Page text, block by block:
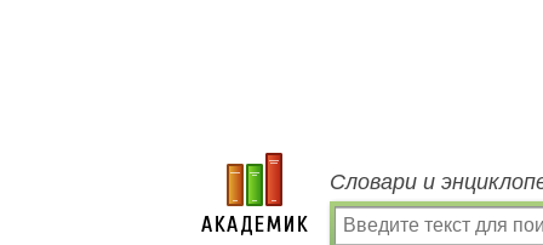
Словари и